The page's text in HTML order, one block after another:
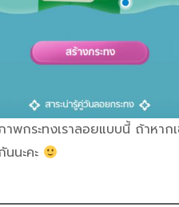
พกระทงเราลอยแบบนี้ ถ้าหาก
นะคะ